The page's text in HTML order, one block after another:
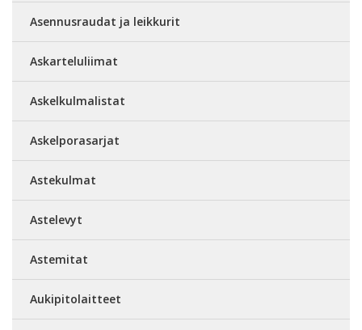
Asennusraudat ja leikkurit
Askarteluliimat
Askelkulmalistat
Askelporasarjat
Astekulmat
Astelevyt
Astemitat
Aukipitolaitteet